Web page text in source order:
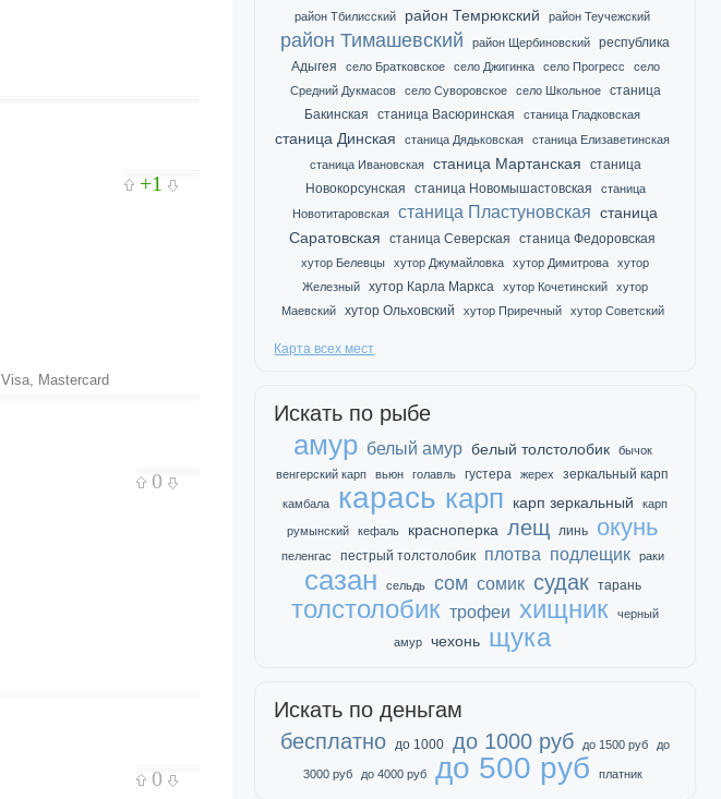
+1
Visa, Mastercard
0
0
район Тбилисский
район Темрюкский район Теучежский
район Тимашевский район Щербиновский
республика
Адыгея
село Братковское село Джигинка село Прогресс
село
Средний Дукмасов
село Суворовское село Школьное
станица
Бакинская
станица Васюринская станица Гладковская
станица Динская станица Дядьковская
станица Елизаветинская
станица Ивановская
станица Мартанская
станица
Новокорсунская
станица Новомышастовская
станица
Новотитаровская
станица Пластуновская станица
Саратовская
станица Северская станица Федоровская
хутор Белевцы хутор Джумайловка хутор Димитрова
хутор
Железный
хутор Карла Маркса хутор Кочетинский
хутор
Маевский
хутор Ольховский хутор Приречный хутор Советский
Карта всех мест
Искать по рыбе
амур белый амур белый толстолобик
бычок
венгерский карп
вьюн голавль густера жерех зеркальный карп
камбала карась карп карп зеркальный карп
румынский кефаль красноперка лещ линь окунь
пеленгас пестрый толстолобик плотва подлещик раки
сазан сельдь сом сомик судак тарань
толстолобик трофеи хищник черный
амур чехонь щука
Искать по деньгам
бесплатно до 1000 до 1000 руб до 1500 руб до
3000 руб до 4000 руб до 500 руб платник